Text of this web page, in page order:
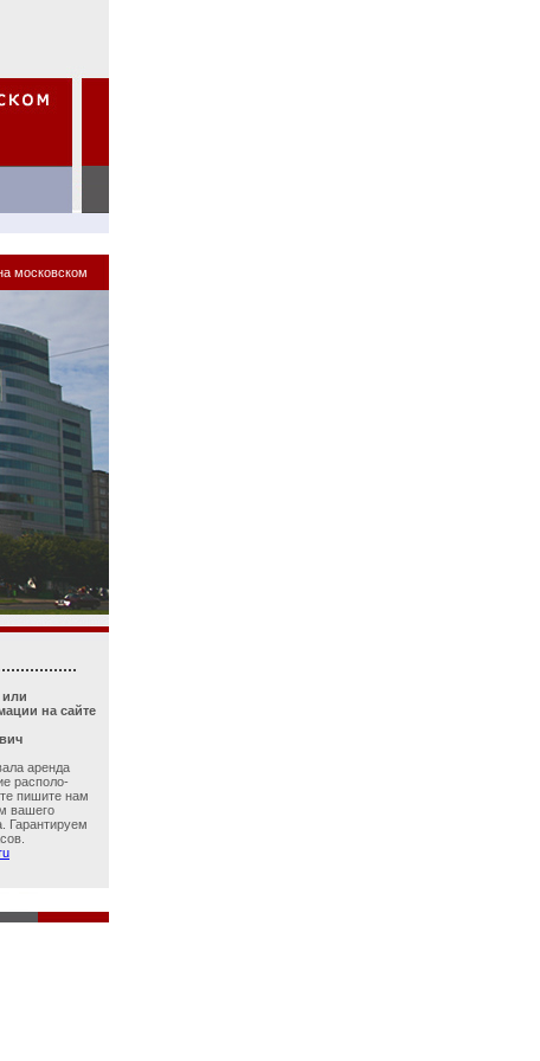
московском
на сайте
аренда
располо-
пишите нам
вашего
Гарантируем